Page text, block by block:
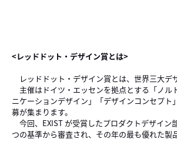
<レッドドット・デザイン賞とは>
レッドドット・デザイン賞とは、世界三大
主催はドイツ・エッセンを拠点とする「ノ
ニケーションデザイン」「デザインコンセプ
募が集まります。
今回、EXIST が受賞したプロダクトデザイ
つの基準から審査され、その年の最も優れた製